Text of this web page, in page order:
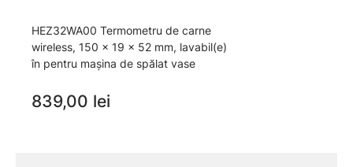
HEZ32WA00 Termometru de carne
wireless, 150 x 19 x 52 mm, lavabil(e)
în pentru mașina de spălat vase
839,00 lei